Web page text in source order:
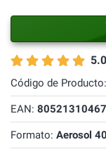
5.0
Código de Producto:
EAN:
Formato: Aerosol